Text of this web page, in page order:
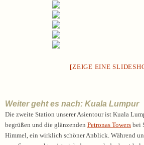
[ZEIGE EINE
Weiter geht es nach: Kuala Lumpur
Die zweite Station unserer Asientour ist Kuala
begrüßen und die glänzenden Petronas Towers bei
Himmel, ein wirklich schöner Anblick. Während